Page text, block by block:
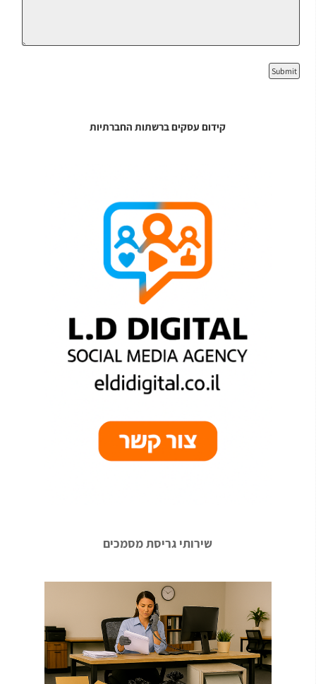
קידום עסקים ברשתות החברתיות
שירותי גריסת מסמכים